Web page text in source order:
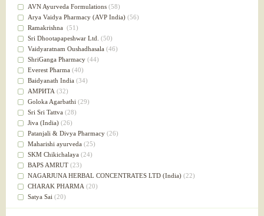
При диабете(38)
Антиоксидант(37)
Для Капха(Кафа) доши
От паразитов(37)
При расстройстве желудка (36)
Успокоительное(36)
Для глаз(34)
от геморроя(34)
Противовоспалительное
Для Питта доши(32)
Для сердца(32)
Для сосудов головного мозга
Для полости рта(32)
Дефицит железа(31)
Для лица(31)
Употребление в пищу
Ароматерапия(29)
Жаропонижающее(29)
для памяти(28)
для почек(28)
AVN Ayurveda Formulations (58)
Arya Vaidya Pharmacy (AVP India) (56)
Ramakrishna (51)
Sri Dhootapapeshwar Ltd. (50)
Vaidyaratnam Oushadhasala (46)
ShriGanga Pharmacy (44)
Everest Pharma (40)
Baidyanath India (34)
АМРИТА (32)
Goloka Agarbathi (29)
Sri Sri Tattva (28)
Jiva (India) (26)
Patanjali & Divya Pharmacy (26)
Maharishi ayurveda (25)
SKM Chikichalaya (24)
BAPS AMRUT (23)
NAGARJUNA HERBAL CONCENTRATES LTD (India) (22)
CHARAK PHARMA (20)
Satya Sai (20)
Vyas(20)